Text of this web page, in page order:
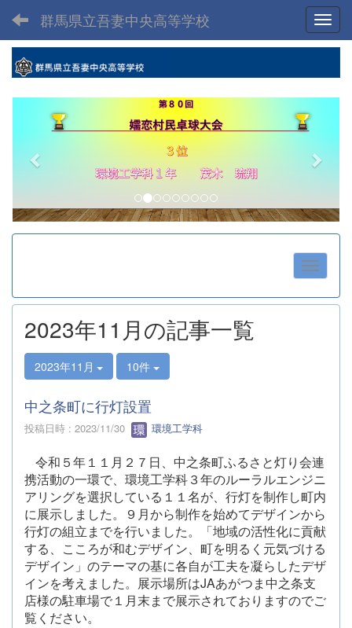
群馬県立吾妻中央高等学校
e
v
o
u
x
t
2023年11月の記事一覧
2023年11月 10件
中之条町に行灯設置
投稿日時 : 2023/11/30 環境工学科
令和５年１１月２７日、中之条町ふるさと灯り会連
携活動の一環で、環境工学科３年のルーラルエンジニ
アリングを選択している１１名が、行灯を制作し町内
に展示しました。９月から制作を始めてデザインから
行灯の組立までを行いました。「地域の活性化に貢献
する、こころが和むデザイン、町を明るく元気づける
デザイン」のテーマの基に各自が工夫を凝らしたデザ
インを考えました。展示場所はJAあがつま中之条支
店様の駐車場で１月末まで展示されておりますのでご
覧ください。